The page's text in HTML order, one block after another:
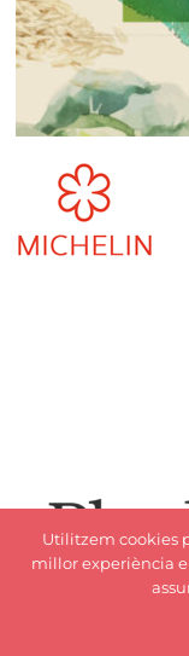
Utilitzem cookies
millor experiència